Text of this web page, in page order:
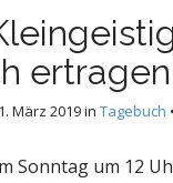
März 2019in Tagebuch •
Sonntag um 12